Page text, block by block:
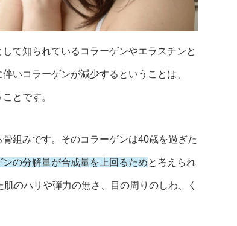
て知られているコラーゲンやエラスチンと
いコラーゲンが減少するということは、
とです。
組みです。そのコラーゲンは40歳を過ぎた
ンの分解量が合成量を上回るためと考えられ
のハリや弾力の無さ、目の周りのしわ、く